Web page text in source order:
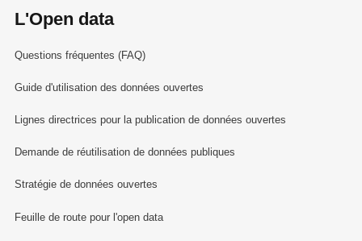
L'Open data
Questions fréquentes (FAQ)
Guide d'utilisation des données ouvertes
Lignes directrices pour la publication de données ouvertes
Demande de réutilisation de données publiques
Stratégie de données ouvertes
Feuille de route pour l'open data